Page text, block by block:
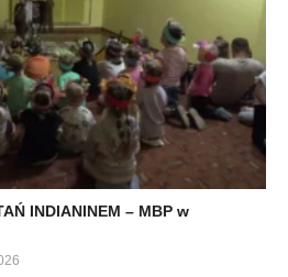
INDIANINEM – MBP w